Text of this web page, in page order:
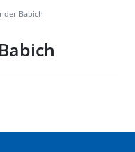
Babich